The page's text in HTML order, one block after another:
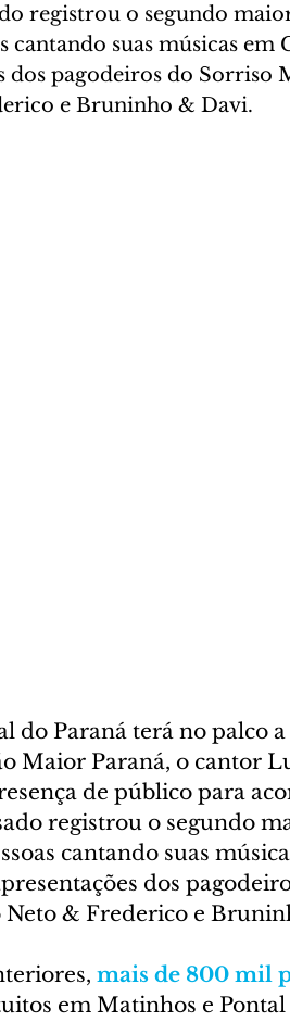
registrou o segundo
cantando suas músicas em
dos pagodeiros do Sorriso
e Bruninho & Davi.
do Paraná terá no palco
Maior Paraná, o cantor
de público para
registrou o segundo
cantando suas
dos
Neto & Frederico e
mais de 800 mil
em Matinhos e Pontal